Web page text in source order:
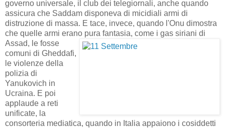
governo universale, il club dei telegiornali, anche quando
assicura che Saddam disponeva di micidiali armi di
distruzione di massa. E tace, invece, quando l'Onu dimostra
che quelle armi erano pura fantasia, come i gas siriani di
Assad, le fosse
comuni di Gheddafi,
le violenze della
polizia di
Yanukovich in
Ucraina. E poi
applaude a reti
unificate, la
consorteria mediatica, quando in Italia appaiono i cosiddetti